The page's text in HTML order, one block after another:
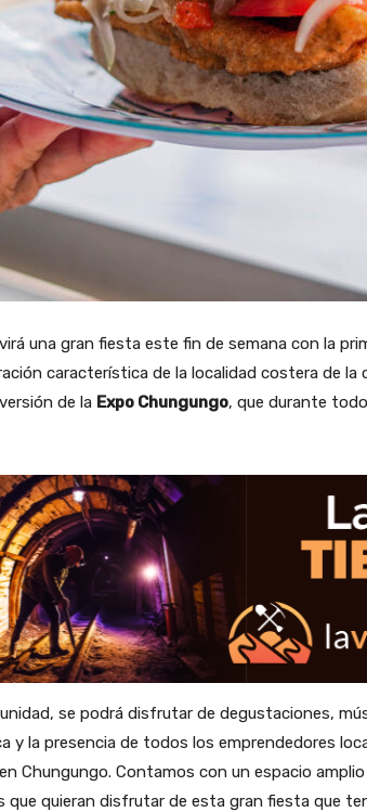
una gran fiesta este fin de semana con la
característica de la localidad costera de
de la Expo Chungungo, que durante
se podrá disfrutar de degustaciones,
y la presencia de todos los emprendedores
Chungungo. Contamos con un espacio
que quieran disfrutar de esta gran fiesta que